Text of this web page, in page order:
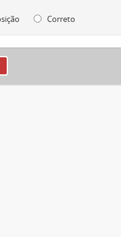
Correto